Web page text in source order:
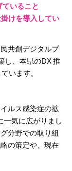
ていること
けを導入してい
共創デジタルプ
し、本県のDX 推
います。
ルス感染症の拡
一気に広がりまし
分野での取り組
の策定や、現在